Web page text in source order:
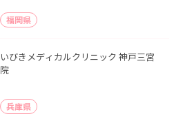
福岡県
いびきメディカルクリニック 神戸三宮
院
兵庫県